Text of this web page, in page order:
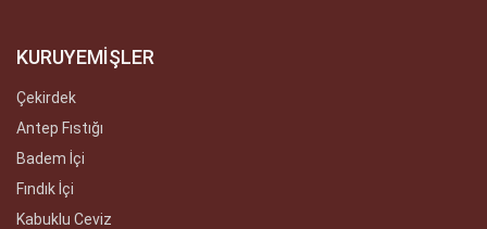
KURUYEMİŞLER
Çekirdek
Antep Fıstığı
Badem İçi
Fındık İçi
Kabuklu Ceviz